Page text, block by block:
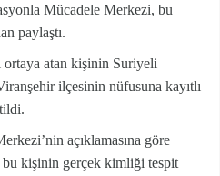
Mücadele Merkezi, bu
paylaştı.
ortaya atan kişinin Suriyeli
ilçesinin nüfusuna kayıtlı
açıklamasına göre
bu kişinin gerçek kimliği tespit